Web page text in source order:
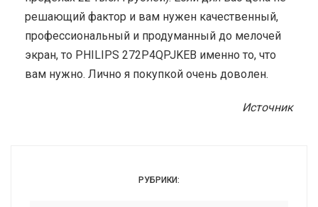
решающий фактор и вам нужен качественный,
профессиональный и продуманный до мелочей
экран, то PHILIPS 272P4QPJKEB именно то, что
вам нужно. Лично я покупкой очень доволен.
Источник
РУБРИКИ: